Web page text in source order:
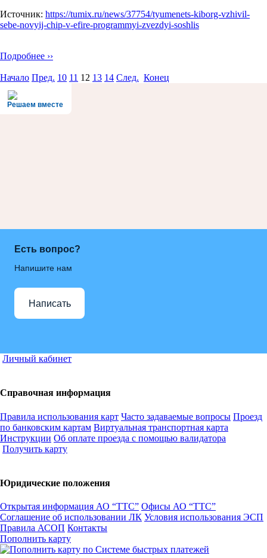
Источник: https://tumix.ru/news/37754/tyumenets-kiborg-vzhivil-
sebe-novyij-chip-v-efire-programmyi-zvezdyi-soshlis
Подробнее ››
Начало Пред. 10 11 12 13 14 След. Конец
Решаем вместе
Есть вопрос?
Напишите нам
Написать
Личный кабинет
Справочная информация
Правила использования карт Часто задаваемые вопросы Проезд
по банковским картам Виртуальная транспортная карта
Инструкции Об оплате проезда с помощью валидатора
Получить карту
Юридические положения
Открытая информация АО “ТТС” Офисы АО “ТТС”
Соглашение об использовании ЛК Условия использования ЭСП
Правила АСОП Контакты
Пополнить карту